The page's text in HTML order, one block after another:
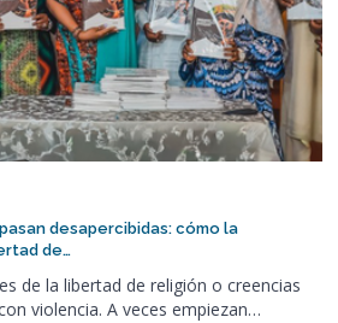
desapercibidas: cómo la
de…
de la libertad de religión o creencias
violencia. A veces empiezan…